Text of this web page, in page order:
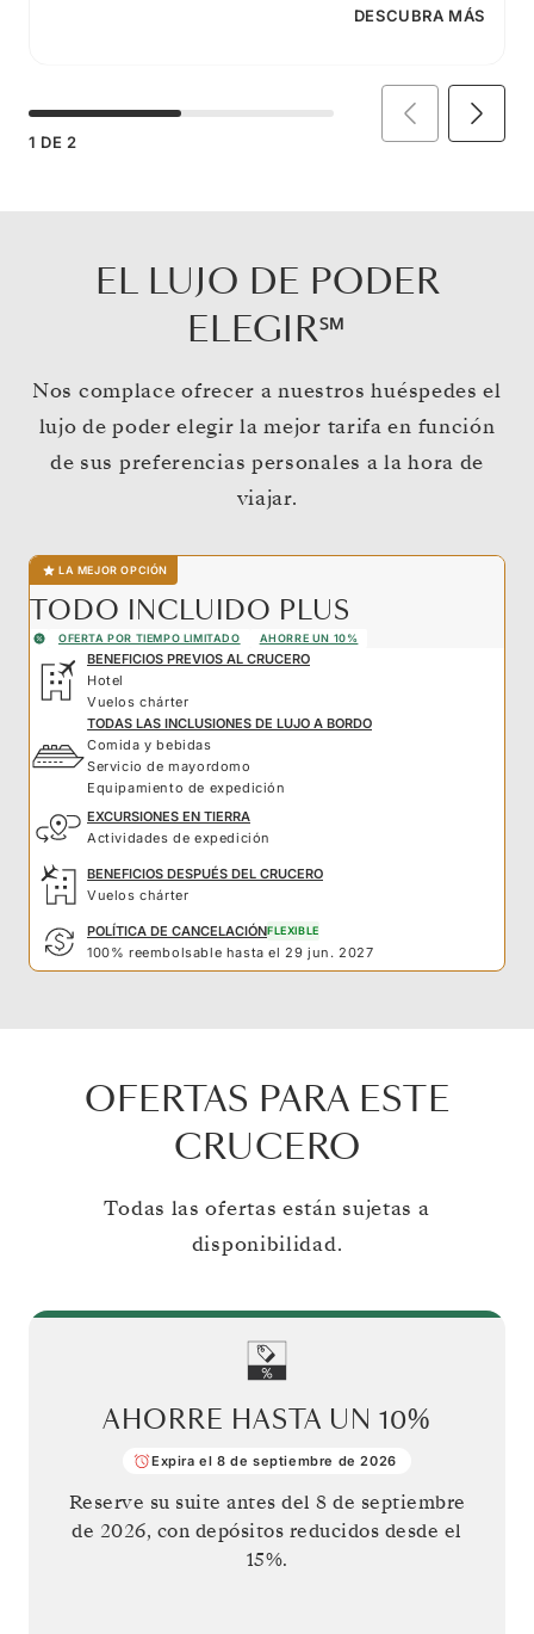
DESCUBRA MÁS
1 DE 2
EL LUJO DE PODER
ELEGIR℠
Nos complace ofrecer a nuestros huéspedes el
lujo de poder elegir la mejor tarifa en función
de sus preferencias personales a la hora de
viajar.
LA MEJOR OPCIÓN
TODO INCLUIDO PLUS
OFERTA POR TIEMPO LIMITADO AHORRE UN 10%
BENEFICIOS PREVIOS AL CRUCERO
Hotel
Vuelos chárter
TODAS LAS INCLUSIONES DE LUJO A BORDO
Comida y bebidas
Servicio de mayordomo
Equipamiento de expedición
EXCURSIONES EN TIERRA
Actividades de expedición
BENEFICIOS DESPUÉS DEL CRUCERO
Vuelos chárter
POLÍTICA DE CANCELACIÓNFLEXIBLE
100% reembolsable hasta el 29 jun. 2027
OFERTAS PARA ESTE
CRUCERO
Todas las ofertas están sujetas a
disponibilidad.
AHORRE HASTA UN 10%
Expira el 8 de septiembre de 2026
Reserve su suite antes del 8 de septiembre
de 2026, con depósitos reducidos desde el
15%.